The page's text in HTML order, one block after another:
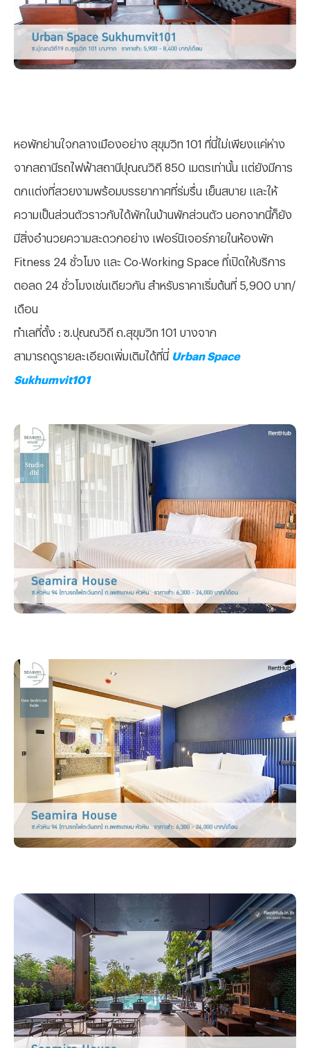
หอพักย่านใจกลางเมืองอย่าง สุขุมวิท 101 ที่นี่ไม่เพียงแค่ห่าง
จากสถานีรถไฟฟ้าสถานีปุณณวิถี 850 เมตรเท่านั้น แต่ยังมีการ
ตกแต่งที่สวยงามพร้อมบรรยากาศที่ร่มรื่น เย็นสบาย และให้
ความเป็นส่วนตัวราวกับได้พักในบ้านพักส่วนตัว นอกจากนี้ก็ยัง
มีสิ่งอำนวยความสะดวกอย่าง เฟอร์นิเจอร์ภายในห้องพัก
Fitness 24 ชั่วโมง และ Co-Working Space ที่เปิดให้บริการ
ตอลด 24 ชั่วโมงเช่นเดียวกัน สำหรับราคาเริ่มต้นที่ 5,900 บาท/
เดือน
ทำเลที่ตั้ง : ซ.ปุณณวิถี ถ.สุขุมวิท 101 บางจาก
สามารถดูรายละเอียดเพิ่มเติมได้ที่นี่ Urban Space
Sukhumvit101